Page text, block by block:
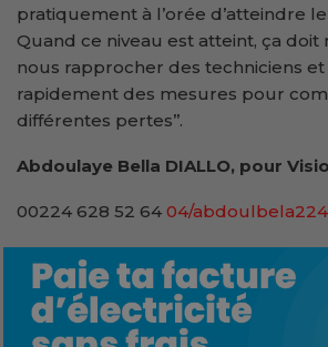
pratiquement à l’orée d’atteindre
Quand ce niveau est atteint, ça doit
nous rapprocher des techniciens
rapidement des mesures pour
différentes pertes’’.
Abdoulaye Bella DIALLO, pour
00224 628 52 64 04/